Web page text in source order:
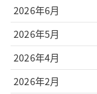
2026年6月
2026年5月
2026年4月
2026年2月